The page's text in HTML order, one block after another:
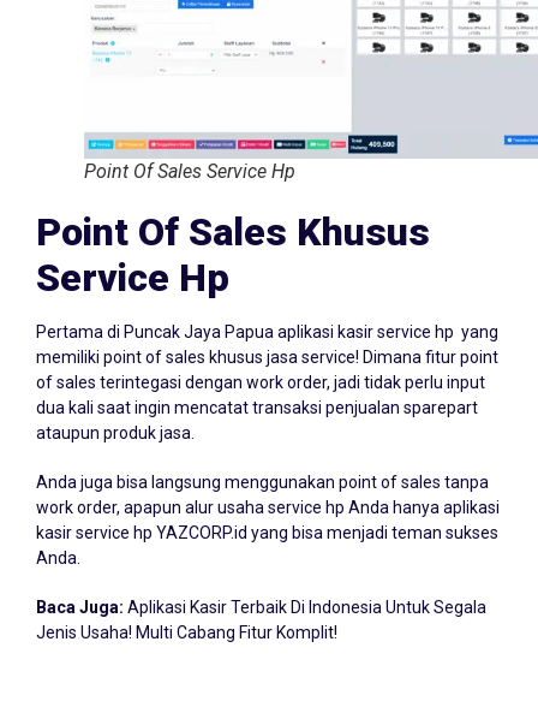
Point Of Sales Service Hp
Point Of Sales Khusus
Service Hp
memiliki point of sales khusus jasa service! Dimana fitur point
of sales terintegasi dengan work order, jadi tidak perlu input
dua kali saat ingin mencatat transaksi penjualan sparepart
ataupun produk jasa.
work order, apapun alur usaha service hp Anda hanya aplikasi
kasir service hp YAZCORP.id yang bisa menjadi teman sukses
Anda.
Jenis Usaha! Multi Cabang Fitur Komplit!